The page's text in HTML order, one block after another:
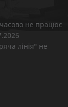
не працює
лінія" не